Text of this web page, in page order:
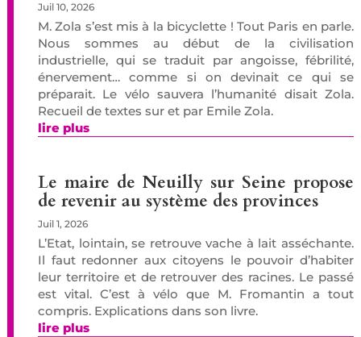
Juil 10, 2026
M. Zola s’est mis à la bicyclette ! Tout Paris en parle.
Nous sommes au début de la civilisation
industrielle, qui se traduit par angoisse, fébrilité,
énervement… comme si on devinait ce qui se
préparait. Le vélo sauvera l’humanité disait Zola.
Recueil de textes sur et par Emile Zola.
lire plus
Le maire de Neuilly sur Seine propose
de revenir au système des provinces
Juil 1, 2026
L’Etat, lointain, se retrouve vache à lait asséchante.
Il faut redonner aux citoyens le pouvoir d’habiter
leur territoire et de retrouver des racines. Le passé
est vital. C’est à vélo que M. Fromantin a tout
compris. Explications dans son livre.
lire plus